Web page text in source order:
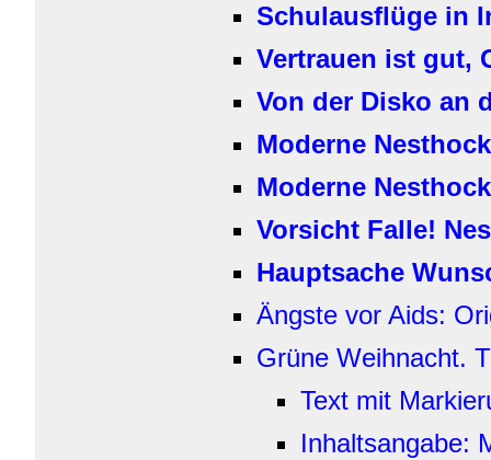
Schulausflüge in
Vertrauen ist gut,
Von der Disko an
Moderne
Moderne
Vorsicht Falle!
Hauptsache
Ängste vor Aids:
Grüne Weihnacht.
Text mit
Inhaltsangabe: